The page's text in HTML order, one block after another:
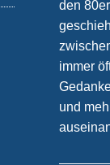
den
immer
und